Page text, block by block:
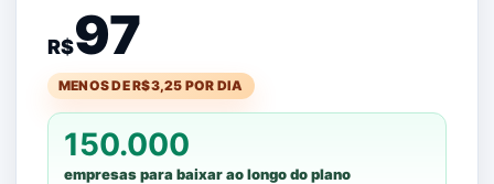
R$97
MENOS DE R$3,25 POR DIA
150.000
empresas para baixar ao longo do plano